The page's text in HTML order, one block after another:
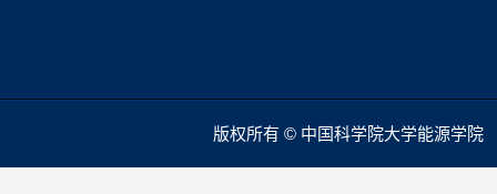
版权所有 © 中国科学院大学能源学